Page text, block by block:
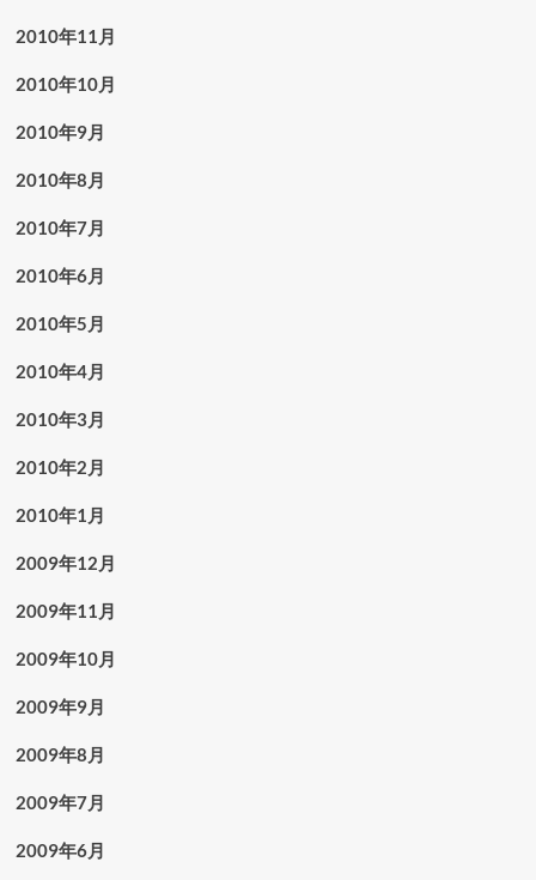
2010年11月
2010年10月
2010年9月
2010年8月
2010年7月
2010年6月
2010年5月
2010年4月
2010年3月
2010年2月
2010年1月
2009年12月
2009年11月
2009年10月
2009年9月
2009年8月
2009年7月
2009年6月